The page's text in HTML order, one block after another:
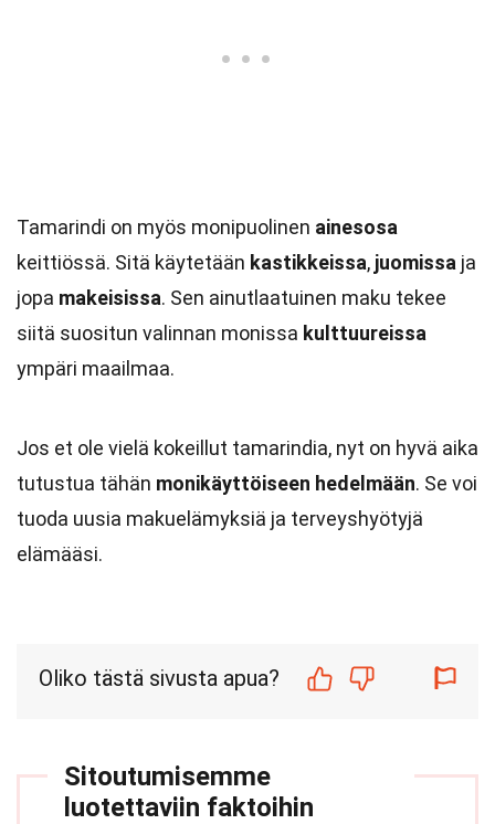
Tamarindi on myös monipuolinen ainesosa
keittiössä. Sitä käytetään kastikkeissa, juomissa ja
jopa makeisissa. Sen ainutlaatuinen maku tekee
siitä suositun valinnan monissa kulttuureissa
ympäri maailmaa.
Jos et ole vielä kokeillut tamarindia, nyt on hyvä aika
tutustua tähän monikäyttöiseen hedelmään. Se voi
tuoda uusia makuelämyksiä ja terveyshyötyjä
elämääsi.
Oliko tästä sivusta apua?
Sitoutumisemme
luotettaviin faktoihin